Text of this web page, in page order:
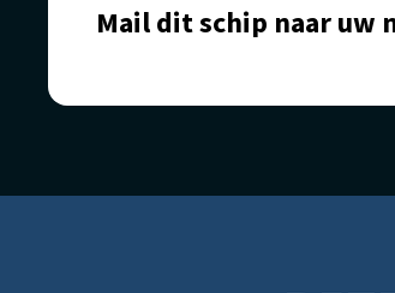
Mail dit schip naar uw